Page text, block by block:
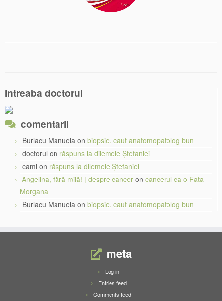
Intreaba doctorul
comentarii
Burlacu Manuela on biopsie, caut anatomopatolog bun
doctorul on răspuns la dilemele Ștefaniei
cami on răspuns la dilemele Ștefaniei
Angelina, fără milă! | despre cancer on cancerul ca o Fata
Morgana
Burlacu Manuela on biopsie, caut anatomopatolog bun
meta
Log in
Entries feed
Comments feed